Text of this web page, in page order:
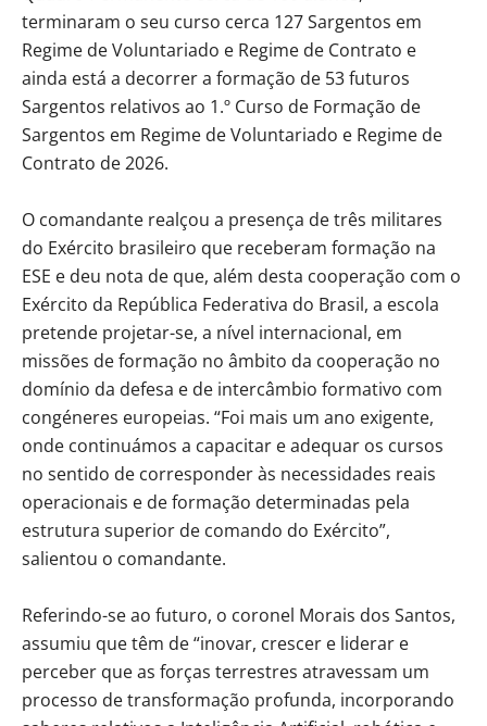
terminaram o seu curso cerca 127 Sargentos em
Regime de Voluntariado e Regime de Contrato e
ainda está a decorrer a formação de 53 futuros
Sargentos relativos ao 1.º Curso de Formação de
Sargentos em Regime de Voluntariado e Regime de
Contrato de 2026.
O comandante realçou a presença de três militares
do Exército brasileiro que receberam formação na
ESE e deu nota de que, além desta cooperação com o
Exército da República Federativa do Brasil, a escola
pretende projetar-se, a nível internacional, em
missões de formação no âmbito da cooperação no
domínio da defesa e de intercâmbio formativo com
congéneres europeias. “Foi mais um ano exigente,
onde continuámos a capacitar e adequar os cursos
no sentido de corresponder às necessidades reais
operacionais e de formação determinadas pela
estrutura superior de comando do Exército”,
salientou o comandante.
Referindo-se ao futuro, o coronel Morais dos Santos,
assumiu que têm de “inovar, crescer e liderar e
perceber que as forças terrestres atravessam um
processo de transformação profunda, incorporando